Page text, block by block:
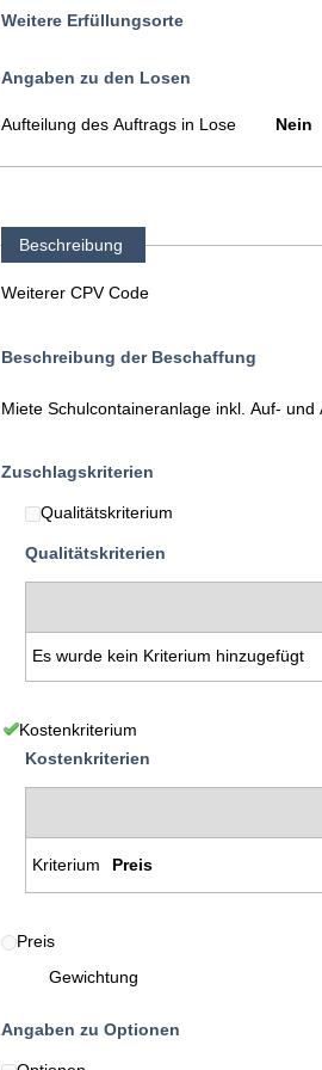
Weitere Erfüllungsorte
Angaben zu den Losen
Aufteilung des Auftrags in Lose Nein
Beschreibung
Weiterer CPV Code
Beschreibung der Beschaffung
Miete Schulcontaineranlage inkl. Auf-
Zuschlagskriterien
Qualitätskriterium
Qualitätskriterien
Es wurde kein Kriterium hinzugefügt
Kostenkriterium
Kostenkriterien
Kriterium Preis
Preis
Gewichtung
Angaben zu Optionen